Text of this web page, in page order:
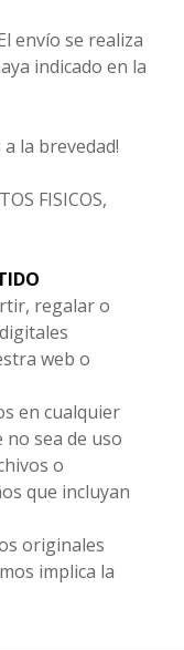
envío se realiza
indicado en la
la brevedad!
FISICOS,
regalar o
web o
en cualquier
sea de uso
o
que incluyan
originales
implica la